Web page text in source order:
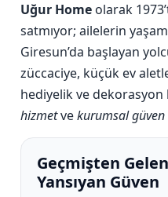
Uğur Home olarak
satmıyor; ailelerin
Giresun’da başlayan
züccaciye, küçük ev
hediyelik ve
hizmetvekurumsal güven
Geçmişten
Yansıyan Güven